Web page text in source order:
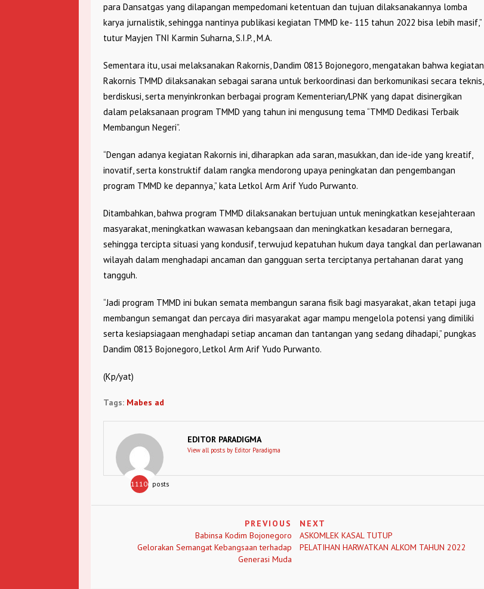
para Dansatgas yang dilapangan mempedomani ketentuan dan tujuan dilaksanakannya lomba
karya jurnalistik, sehingga nantinya publikasi kegiatan TMMD ke- 115 tahun 2022 bisa lebih masif,”
tutur Mayjen TNI Karmin Suharna, S.I.P., M.A.
Sementara itu, usai melaksanakan Rakornis, Dandim 0813 Bojonegoro, mengatakan bahwa kegiatan
Rakornis TMMD dilaksanakan sebagai sarana untuk berkoordinasi dan berkomunikasi secara teknis,
berdiskusi, serta menyinkronkan berbagai program Kementerian/LPNK yang dapat disinergikan
dalam pelaksanaan program TMMD yang tahun ini mengusung tema “TMMD Dedikasi Terbaik
Membangun Negeri”.
“Dengan adanya kegiatan Rakornis ini, diharapkan ada saran, masukkan, dan ide-ide yang kreatif,
inovatif, serta konstruktif dalam rangka mendorong upaya peningkatan dan pengembangan
program TMMD ke depannya,” kata Letkol Arm Arif Yudo Purwanto.
Ditambahkan, bahwa program TMMD dilaksanakan bertujuan untuk meningkatkan kesejahteraan
masyarakat, meningkatkan wawasan kebangsaan dan meningkatkan kesadaran bernegara,
sehingga tercipta situasi yang kondusif, terwujud kepatuhan hukum daya tangkal dan perlawanan
wilayah dalam menghadapi ancaman dan gangguan serta terciptanya pertahanan darat yang
tangguh.
“Jadi program TMMD ini bukan semata membangun sarana fisik bagi masyarakat, akan tetapi juga
membangun semangat dan percaya diri masyarakat agar mampu mengelola potensi yang dimiliki
serta kesiapsiagaan menghadapi setiap ancaman dan tantangan yang sedang dihadapi,” pungkas
Dandim 0813 Bojonegoro, Letkol Arm Arif Yudo Purwanto.
(Kp/yat)
Tags: Mabes ad
11106 posts
EDITOR PARADIGMA
View all posts by Editor Paradigma
PREVIOUS
Babinsa Kodim Bojonegoro
Gelorakan Semangat Kebangsaan terhadap
Generasi Muda
NEXT
ASKOMLEK KASAL TUTUP
PELATIHAN HARWATKAN ALKOM TAHUN 2022